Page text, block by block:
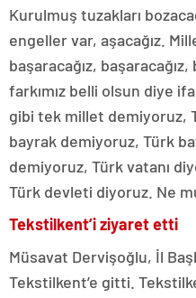
Kurulmuş tuzakları
engeller var, aşacağız.
başaracağız,
farkımız belli olsun diye
gibi tek millet demiyoruz,
bayrak demiyoruz, Türk
demiyoruz, Türk vatanı
Türk devleti diyoruz. Ne
Tekstilkent’i ziyaret etti
Müsavat Dervişoğlu, İl
Tekstilkent’e gitti.